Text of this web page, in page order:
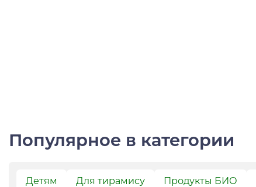
Популярное в категории
Детям Для тирамису Продукты БИО